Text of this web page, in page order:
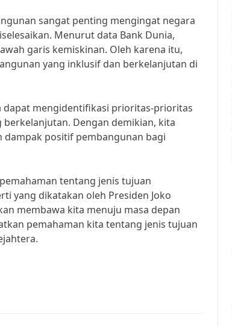
sangat penting mengingat negara
Menurut data Bank Dunia,
garis kemiskinan. Oleh karena itu,
yang inklusif dan berkelanjutan di
dapat mengidentifikasi prioritas-prioritas
Dengan demikian, kita
positif pembangunan bagi
tentang jenis tujuan
yang dikatakan oleh Presiden Joko
membawa kita menuju masa depan
pemahaman kita tentang jenis tujuan